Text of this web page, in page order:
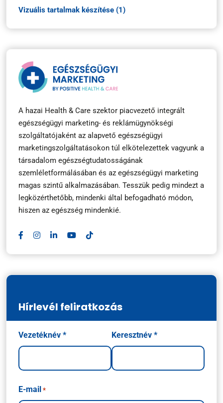
Vizuális tartalmak készítése (1)
A hazai Health & Care szektor piacvezető integrált
egészségügyi marketing- és reklámügynökségi
szolgáltatójaként az alapvető egészségügyi
marketingszolgáltatásokon túl elkötelezettek vagyunk a
társadalom egészségtudatosságának
szemléletformálásában és az egészségügyi marketing
magas szintű alkalmazásában. Tesszük pedig mindezt a
legközérthetőbb, mindenki által befogadható módon,
hiszen az egészség mindenkié.
Hírlevél feliratkozás
Név
*
Vezetéknév * Keresztnév *
E-mail *